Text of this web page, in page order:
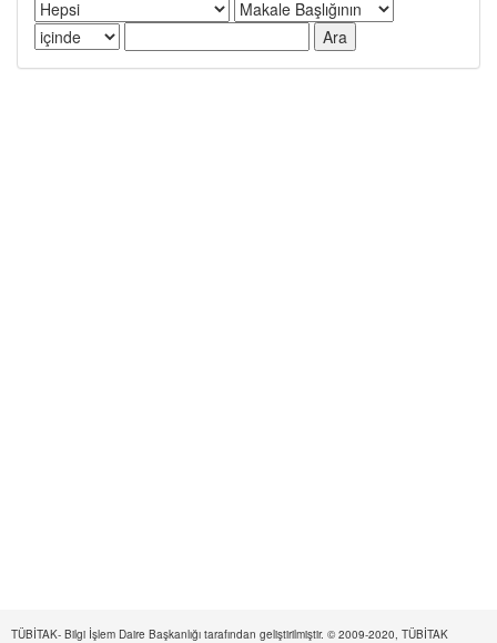
TÜBİTAK- Bilgi İşlem Daire Başkanlığı tarafından geliştirilmiştir. © 2009-2020, TÜBİTAK